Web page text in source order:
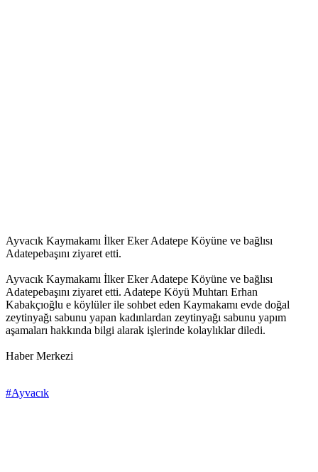
Ayvacık Kaymakamı İlker Eker Adatepe Köyüne ve bağlısı
Adatepebaşını ziyaret etti.
Ayvacık Kaymakamı İlker Eker Adatepe Köyüne ve bağlısı
Adatepebaşını ziyaret etti. Adatepe Köyü Muhtarı Erhan
Kabakçıoğlu e köylüler ile sohbet eden Kaymakamı evde doğal
zeytinyağı sabunu yapan kadınlardan zeytinyağı sabunu yapım
aşamaları hakkında bilgi alarak işlerinde kolaylıklar diledi.
Haber Merkezi
#Ayvacık